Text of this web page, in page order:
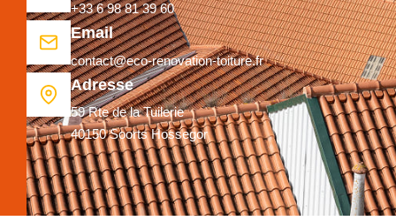
+33 6 98 81 39 60
Email
contact@eco-renovation-toiture.fr
Adresse
59 Rte de la Tuilerie
40150 Soorts Hossegor